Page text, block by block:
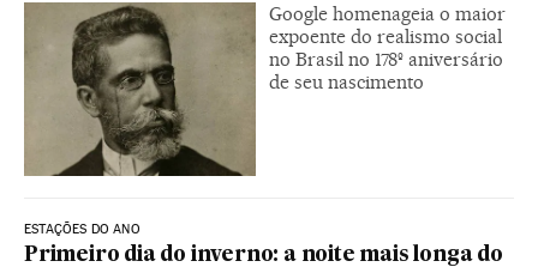
Google homenageia o maior
expoente do realismo social
no Brasil no 178º aniversário
de seu nascimento
ESTAÇÕES DO ANO
Primeiro dia do inverno: a noite mais longa do